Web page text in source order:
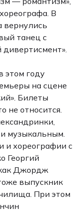
В
вернулись
танец с
этом году
на сцене
Билеты
не относится.
музыкальным.
и хореографии с
Георгий
Джордж
выпускник
При этом